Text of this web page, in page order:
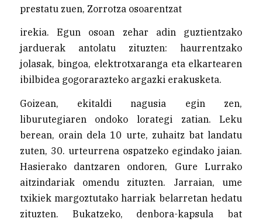
prestatu zuen, Zorrotza osoarentzat
irekia. Egun osoan zehar adin guztientzako
jarduerak antolatu zituzten: haurrentzako
jolasak, bingoa, elektrotxaranga eta elkartearen
ibilbidea gogorarazteko argazki erakusketa.
Goizean, ekitaldi nagusia egin zen,
liburutegiaren ondoko lorategi zatian. Leku
berean, orain dela 10 urte, zuhaitz bat landatu
zuten, 30. urteurrena ospatzeko egindako jaian.
Hasierako dantzaren ondoren, Gure Lurrako
aitzindariak omendu zituzten. Jarraian, ume
txikiek margoztutako harriak belarretan hedatu
zituzten. Bukatzeko, denbora-kapsula bat